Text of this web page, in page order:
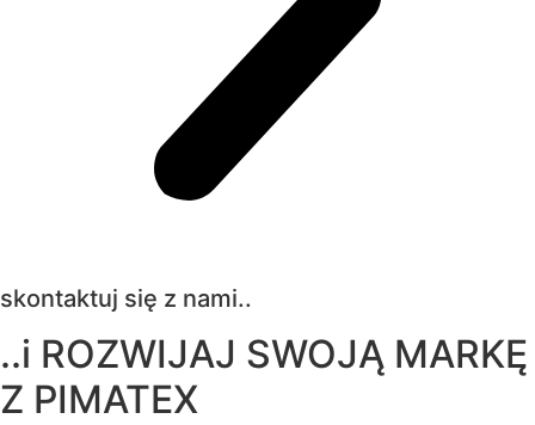
skontaktuj się z nami..
..i ROZWIJAJ SWOJĄ MARKĘ
Z PIMATEX